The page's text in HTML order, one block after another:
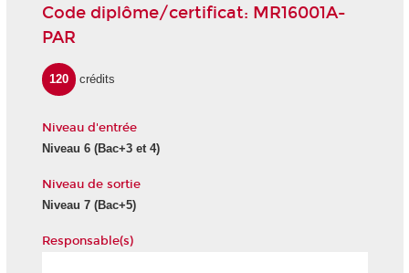
Code diplôme/certificat: MR16001A-
PAR
120 crédits
Niveau d'entrée
Niveau 6(Bac+3 et 4)
Niveau de sortie
Niveau 7(Bac+5)
Responsable(s)